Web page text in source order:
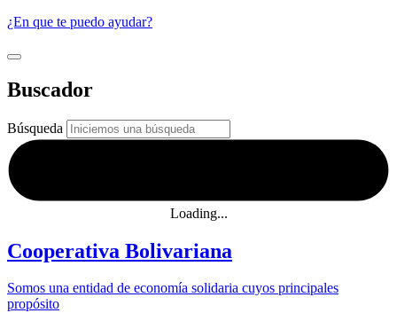
¿En que te puedo ayudar?
Buscador
Búsqueda
Loading...
Cooperativa Bolivariana
Somos una entidad de economía solidaria cuyos principales
propósito